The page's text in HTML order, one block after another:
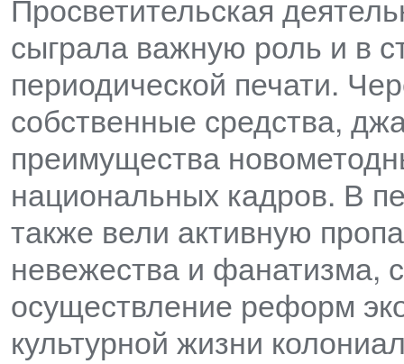
сыграла важную роль и в
периодической печати.
собственные средства,
преимущества
национальных кадров. В
также вели активную
невежества и фанатизма,
осуществление реформ
культурной жизни